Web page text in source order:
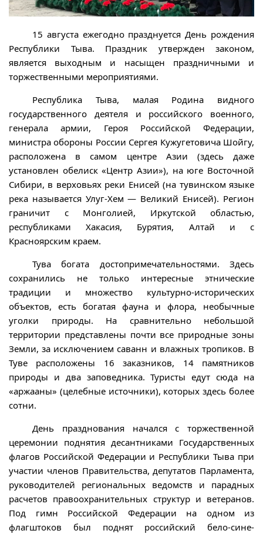
15 августа ежегодно празднуется День рождения
Республики Тыва. Праздник утвержден законом,
является выходным и насыщен праздничными и
торжественными мероприятиями.
Республика Тыва, малая Родина видного
государственного деятеля и российского военного,
генерала армии, Героя Российской Федерации,
министра обороны России Сергея Кужугетовича Шойгу,
расположена в самом центре Азии (здесь даже
установлен обелиск «Центр Азии»), на юге Восточной
Сибири, в верховьях реки Енисей (на тувинском языке
река называется Улуг-Хем — Великий Енисей). Регион
граничит с Монголией, Иркутской областью,
республиками Хакасия, Бурятия, Алтай и с
Красноярским краем.
Тува богата достопримечательностями. Здесь
сохранились не только интересные этнические
традиции и множество культурно-исторических
объектов, есть богатая фауна и флора, необычные
уголки природы. На сравнительно небольшой
территории представлены почти все природные зоны
Земли, за исключением саванн и влажных тропиков. В
Туве расположены 16 заказников, 14 памятников
природы и два заповедника. Туристы едут сюда на
«аржааны» (целебные источники), которых здесь более
сотни.
День празднования начался с торжественной
церемонии поднятия десантниками Государственных
флагов Российской Федерации и Республики Тыва при
участии членов Правительства, депутатов Парламента,
руководителей региональных ведомств и парадных
расчетов правоохранительных структур и ветеранов.
Под гимн Российской Федерации на одном из
флагштоков был поднят российский бело-сине-